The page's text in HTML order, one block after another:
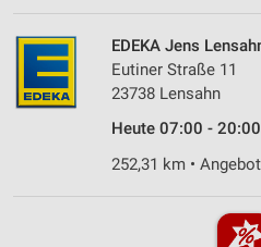
EDEKA Jens
Eutiner Straße 11
23738 Lensahn
Heute 07:00 -
252,31 km •